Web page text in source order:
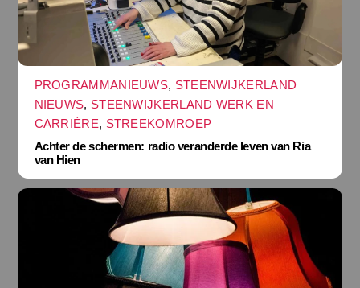
PROGRAMMANIEUWS, STEENWIJKERLAND
NIEUWS, STEENWIJKERLAND WERK EN
CARRIÈRE, STREEKOMROEP
Achter de schermen: radio veranderde leven van Ria
van Hien